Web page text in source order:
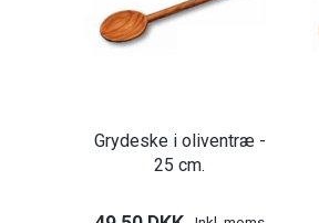
Grydeske i oliventræ -
25 cm.